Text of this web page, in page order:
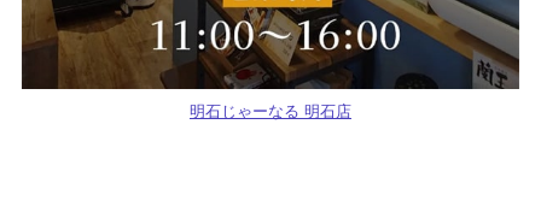
明石じゃーなる 明石店